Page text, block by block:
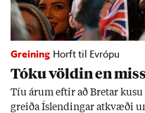
Greining Horft til Evrópu
Tóku völd­in en
Tíu ár­um eft­ir að Bret­ar
greiða Ís­lend­ing­ar at­kvæði